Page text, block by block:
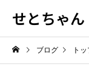
せとちゃん
ブログ ト